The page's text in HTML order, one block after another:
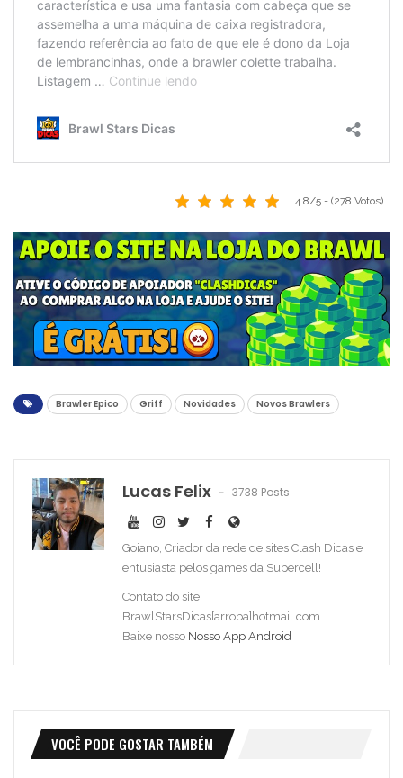
4.8/5 - (278 Votos)
Brawler Epico Griff Novidades Novos Brawlers
Lucas Felix 3738 Posts
Goiano, Criador da rede de sites Clash Dicas e
entusiasta pelos games da Supercell!
Contato do site:
BrawlStarsDicas[arroba]hotmail.com
Baixe nosso Nosso App Android
VOCÊ PODE GOSTAR TAMBÉM